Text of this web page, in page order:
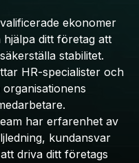
ekonomer
ditt företag att
stabilitet.
HR-specialister och
har erfarenhet av
kundansvar
driva ditt företags